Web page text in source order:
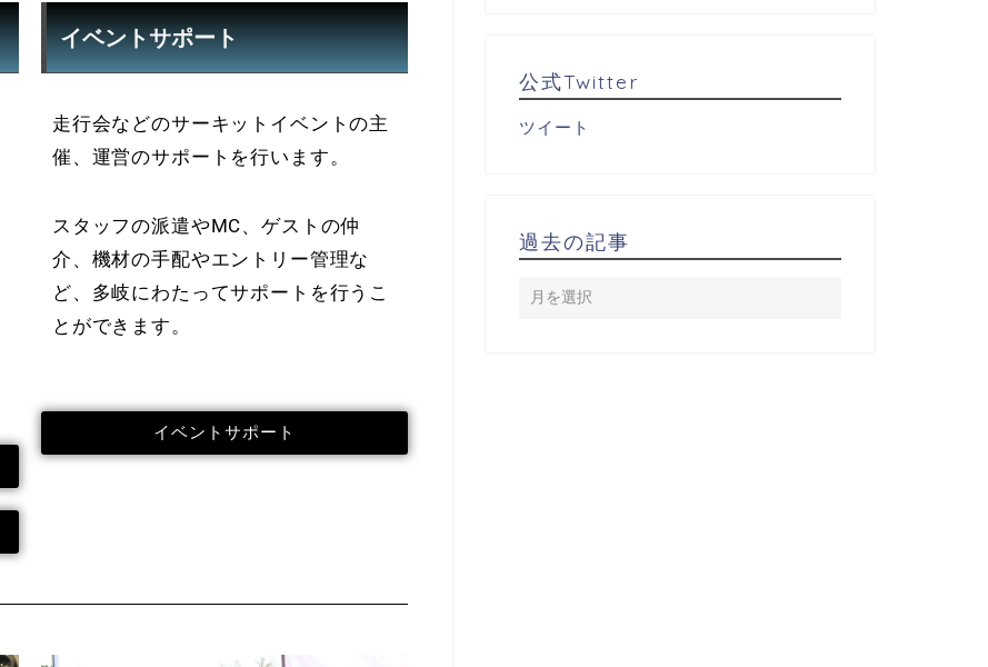
イベントサポート
走行会などのサーキットイベントの主
催、運営のサポートを行います。
スタッフの派遣やMC、ゲストの仲
介、機材の手配やエントリー管理な
ど、多岐にわたってサポートを行うこ
とができます。
イベントサポート
公式Twitter
ツイート
過去の記事